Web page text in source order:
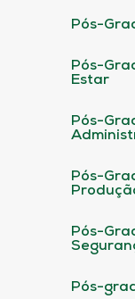
Pós-
Pós-
Estar
Pós-
Pós-
Pós-
Pós-